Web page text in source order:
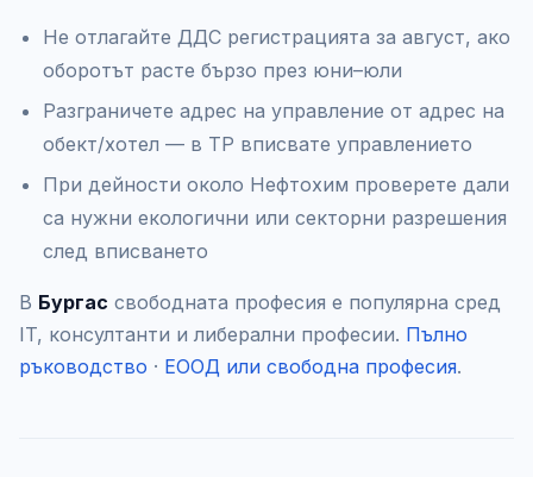
Не отлагайте ДДС регистрацията за август, ако
оборотът расте бързо през юни–юли
Разграничете адрес на управление от адрес на
обект/хотел — в ТР вписвате управлението
При дейности около Нефтохим проверете дали
са нужни екологични или секторни разрешения
след вписването
В Бургас свободната професия е популярна сред
IT, консултанти и либерални професии. Пълно
ръководство · ЕООД или свободна професия.